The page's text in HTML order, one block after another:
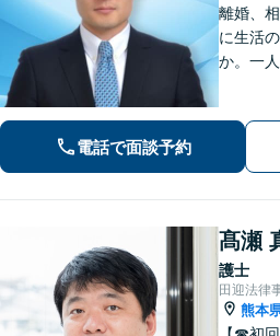
離婚、
に生活
か。一
か、解
策があ
電話で面談予約
髙瀬
護士
田迎法律
熊本